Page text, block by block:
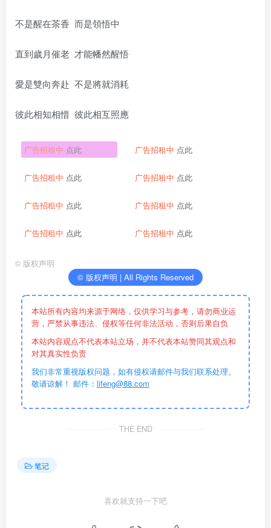
不是醒在茶香 而是領悟中
直到歲月催老 才能幡然醒悟
愛是雙向奔赴 不是將就消耗
彼此相知相惜 彼此相互照應
广告招租中 点此 广告招租中 点此
广告招租中 点此 广告招租中 点此
广告招租中 点此 广告招租中 点此
广告招租中 点此 广告招租中 点此
© 版权声明
© 版权声明 | All Rights Reserved
本站所有内容均来源于网络，仅供学习与参考，请勿商业运
营，严禁从事违法、侵权等任何非法活动，否则后果自负
本站内容观点不代表本站立场，并不代表本站赞同其观点和
对其真实性负责
我们非常重视版权问题，如有侵权请邮件与我们联系处理。
敬请谅解！ 邮件： lifeng@88.com
THE END
笔记
喜欢就支持一下吧